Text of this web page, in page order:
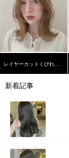
レイヤーカットくびれクリームベージュカラー
新着記事